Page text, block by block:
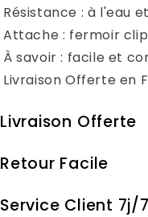
Résistance : à l'eau
Attache : fermoir clip
À savoir : facile et
Livraison Offerte en
Livraison Offerte
Retour Facile
Service Client 7j/7